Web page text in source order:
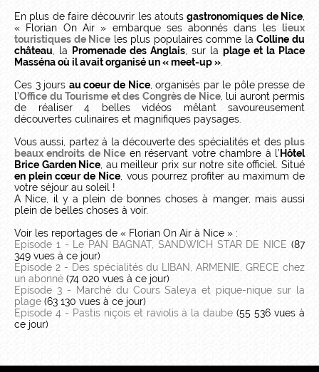
En plus de faire découvrir les atoutsgastronomiques de Nice
« Florian On Air » embarque ses abonnés dans les
lieux
touristiques de Nice les plus populaires comme laColline du
château , la Promenade des Anglais , sur la plage et la Place
Masséna où il avait organisé un « meet-up »
Ces 3 jours au coeur de Nice, organisés par le pôle presse de
l’Office du Tourisme et des Congrès de Nice, lui auront permis
de réaliser 4 belles vidéos mêlant savoureusement
découvertes culinaires et magnifiques paysages.
Vous aussi, partez à la découverte des spécialités et des plus
beaux endroits de Nice en réservant votre chambre à l’ Hôtel
Brice Garden Nice , au meilleur prix sur notre site officiel. Situé
en plein cœur de Nice , vous pourrez profiter au maximum de
votre séjour au soleil !
A Nice, il y a plein de bonnes choses à manger, mais aussi
plein de belles choses à voir.
Voir les reportages de « Florian On Air à Nice » :
Episode 1 - Le PAN BAGNAT, SANDWICH STAR DE NICE (87
349 vues à ce jour)
Episode 2 - Des spécialités du LIBAN, ARMENIE, GRECE chez
un abonné (74 020 vues à ce jour)
Episode 3 - Marché du Cours Saleya et pique-nique sur la
plage (63 130 vues à ce jour)
Episode 4 - Pastis niçois et raviolis à la daube (55 536 vues à
ce jour)